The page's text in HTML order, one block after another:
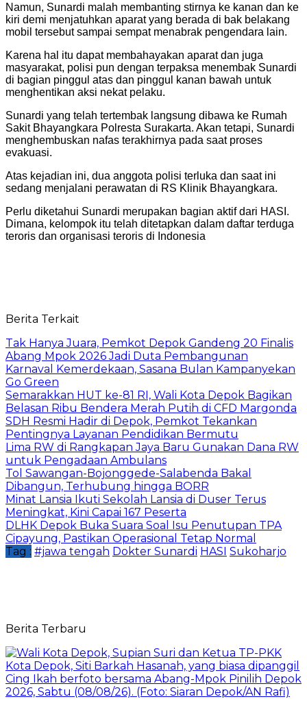
Namun, Sunardi malah membanting stirnya ke kanan dan ke
kiri demi menjatuhkan aparat yang berada di bak belakang
mobil tersebut sampai sempat menabrak pengendara lain.
Karena hal itu dapat membahayakan aparat dan juga
masyarakat, polisi pun dengan terpaksa menembak Sunardi
di bagian pinggul atas dan pinggul kanan bawah untuk
menghentikan aksi nekat pelaku.
Sunardi yang telah tertembak langsung dibawa ke Rumah
Sakit Bhayangkara Polresta Surakarta. Akan tetapi, Sunardi
menghembuskan nafas terakhirnya pada saat proses
evakuasi.
Atas kejadian ini, dua anggota polisi terluka dan saat ini
sedang menjalani perawatan di RS Klinik Bhayangkara.
Perlu diketahui Sunardi merupakan bagian aktif dari HASI.
Dimana, kelompok itu telah ditetapkan dalam daftar terduga
teroris dan organisasi teroris di Indonesia
Berita Terkait
Tak Hanya Juara, Pemkot Depok Gandeng 20 Finalis
Abang Mpok 2026 Jadi Duta Pembangunan
Karnaval Kemerdekaan, Sasana Bulan Kampanyekan
Go Green
Semarakkan HUT ke-81 RI, Wali Kota Depok Bagikan
Belasan Ribu Bendera Merah Putih di CFD Margonda
SDH Resmi Hadir di Depok, Pemkot Tekankan
Pentingnya Layanan Pendidikan Bermutu
Lima RW di Rangkapan Jaya Baru Gunakan Dana RW
untuk Pengadaan Ambulans
Tol Sawangan-Bojonggede-Salabenda Bakal
Dibangun, Terhubung hingga BORR
Minat Lansia Ikuti Sekolah Lansia di Duser Terus
Meningkat, Kini Capai 167 Peserta
DLHK Depok Buka Suara Soal Isu Penutupan TPA
Cipayung, Pastikan Operasional Tetap Normal
Tag : #jawa tengah Dokter Sunardi HASI Sukoharjo
Berita Terbaru